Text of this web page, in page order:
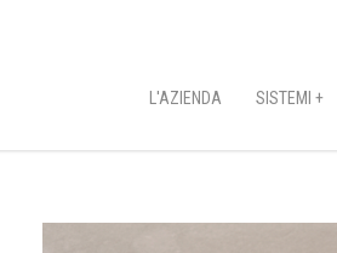
L'AZIENDA SISTEMI +